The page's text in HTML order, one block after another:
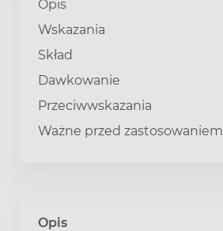
Opis
Wskazania
Skład
Dawkowanie
Przeciwwskazania
Ważne przed zastosowaniem
Opis